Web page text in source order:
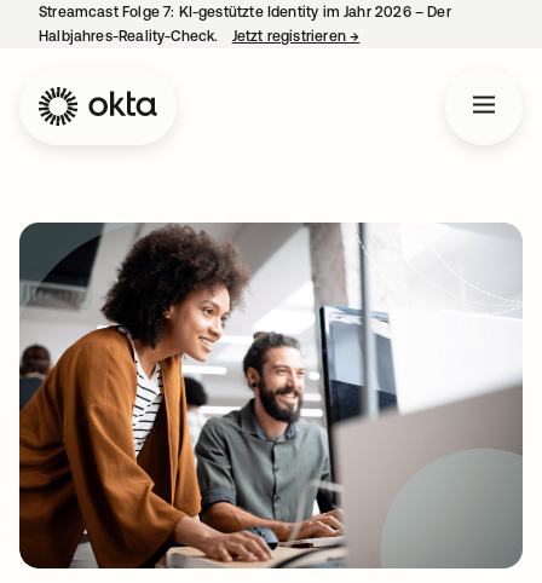
Streamcast Folge 7: KI-gestützte Identity im Jahr 2026 – Der
Halbjahres-Reality-Check.
Jetzt registrieren→